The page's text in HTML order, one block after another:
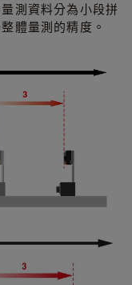
測資料分為小段拼
體量測的精度。